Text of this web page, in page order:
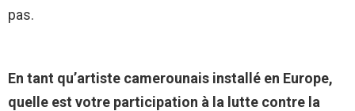
pas.
En tant qu’artiste camerounais installé en Europe,
quelle est votre participation à la lutte contre la